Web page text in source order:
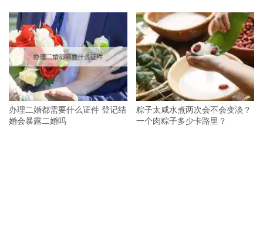
办理二婚都需要什么证件 登记结
婚会暴露二婚吗
粽子太咸水煮两次会不会变淡？
一个肉粽子多少卡路里？